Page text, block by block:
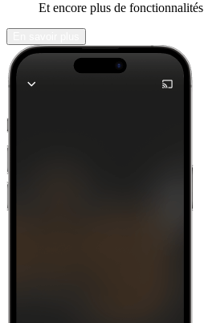
Et encore plus de fonctionnalités